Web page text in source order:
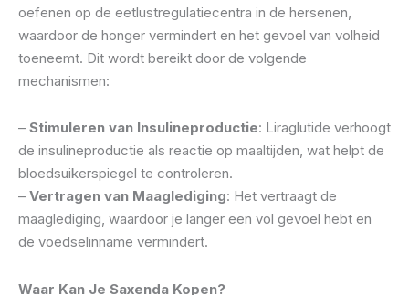
oefenen op de eetlustregulatiecentra in de hersenen,
waardoor de honger vermindert en het gevoel van volheid
toeneemt. Dit wordt bereikt door de volgende
mechanismen:
– Stimuleren van Insulineproductie: Liraglutide verhoogt
de insulineproductie als reactie op maaltijden, wat helpt de
bloedsuikerspiegel te controleren.
– Vertragen van Maaglediging: Het vertraagt de
maaglediging, waardoor je langer een vol gevoel hebt en
de voedselinname vermindert.
Waar Kan Je Saxenda Kopen?